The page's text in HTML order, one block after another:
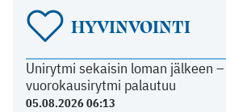
HYVINVOINTI
Unirytmi sekaisin loman jälkeen
vuorokausirytmi palautuu
05.08.2026 06:13